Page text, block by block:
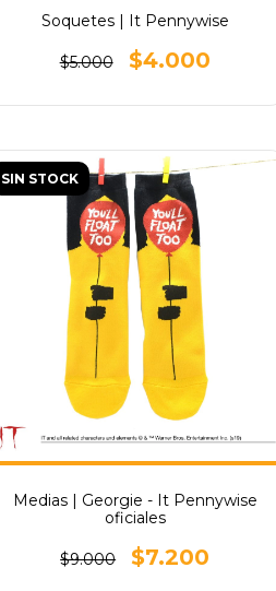
Soquetes | It Pennywise
$5.000 $4.000
SIN STOCK
Medias | Georgie - It Pennywise
oficiales
$9.000 $7.200